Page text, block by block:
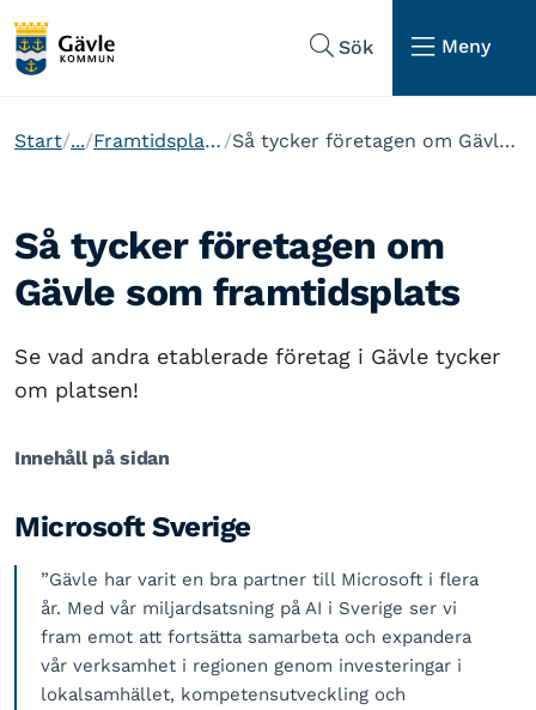
Sök
Meny
Start ... Framtidsplatsen Gävle Så tycker företagen om Gävle som framtidsplats
Så tycker företagen om
Gävle som framtidsplats
Se vad andra etablerade företag i Gävle tycker
om platsen!
Innehåll på sidan
Microsoft Sverige
”Gävle har varit en bra partner till Microsoft i flera
år. Med vår miljardsatsning på AI i Sverige ser vi
fram emot att fortsätta samarbeta och expandera
vår verksamhet i regionen genom investeringar i
lokalsamhället, kompetensutveckling och